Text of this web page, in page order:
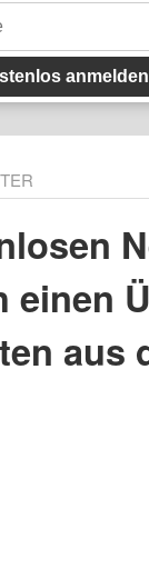
anmelden
einen
aus